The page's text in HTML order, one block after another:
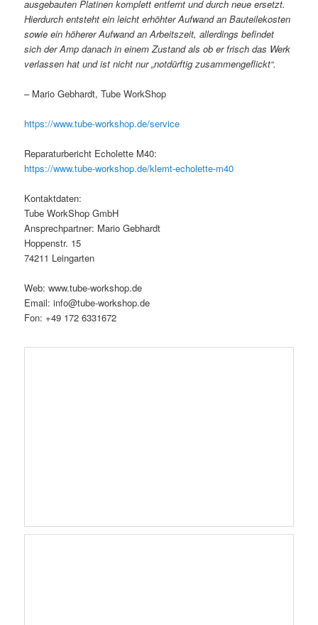
ausgebauten Platinen komplett entfernt und durch neue ersetzt.
Hierdurch entsteht ein leicht erhöhter Aufwand an Bauteilekosten
sowie ein höherer Aufwand an Arbeitszeit, allerdings befindet
sich der Amp danach in einem Zustand als ob er frisch das Werk
verlassen hat und ist nicht nur „notdürftig zusammengeflickt“.
– Mario Gebhardt, Tube WorkShop
https://www.tube-workshop.de/service
Reparaturbericht Echolette M40:
https://www.tube-workshop.de/klemt-echolette-m40
Kontaktdaten:
Tube WorkShop GmbH
Ansprechpartner: Mario Gebhardt
Hoppenstr. 15
74211 Leingarten
Web: www.tube-workshop.de
Email: info@tube-workshop.de
Fon: +49 172 6331672